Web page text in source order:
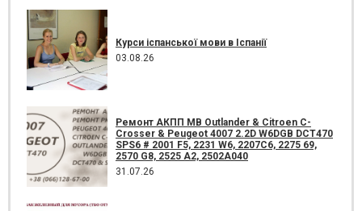
Курси іспанської мови в Іспанії
03.08.26
Ремонт АКПП MB Outlander & Citroen C-
Crosser & Peugeot 4007 2.2D W6DGB DCT470
SPS6 # 2001 F5, 2231 W6, 2207C6, 2275 69,
2570 G8, 2525 A2, 2502A040
31.07.26